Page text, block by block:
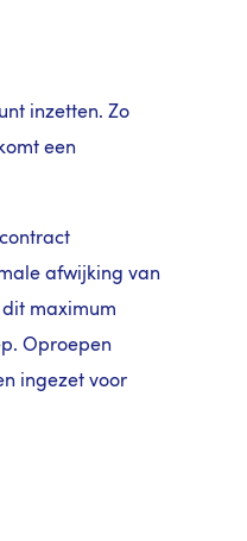
inzetten. Zo
een
afwijking van
dit maximum
Oproepen
ingezet voor